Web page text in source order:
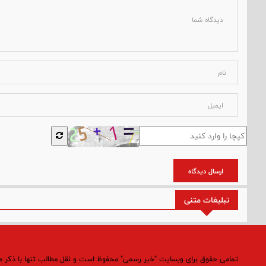
ارسال دیدگاه
تبلیغات متنی
تمامی حقوق برای وبسایت "خبر رسمی" محفوظ است و نقل مطالب تنها با ذکر